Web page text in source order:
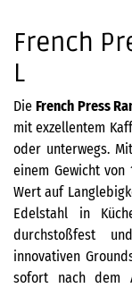
French
L
DieFrench Press
mit exzellentem
oder unterwegs.
einem Gewicht
Wert auf
Edelstahl in
durchstoßfest
innovativen
sofort nach dem